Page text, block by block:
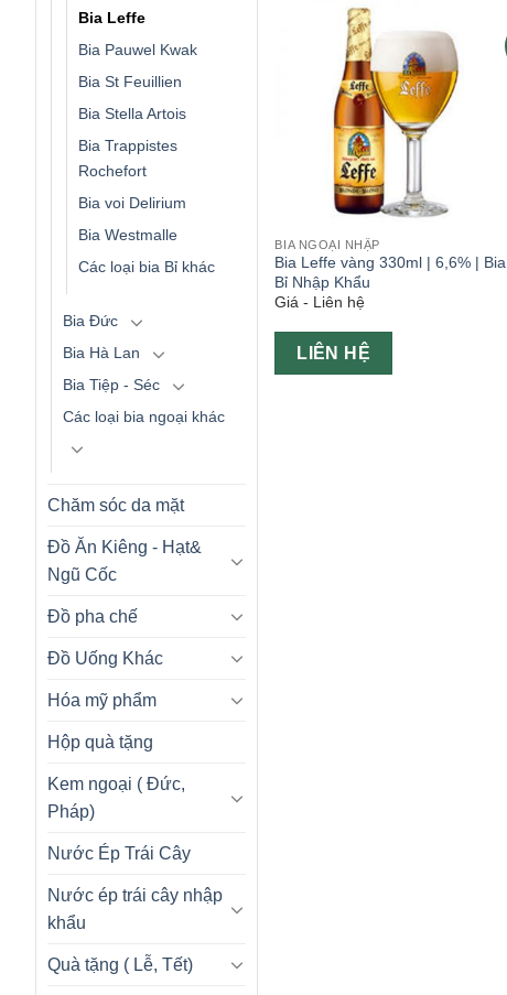
Bia Leffe
Bia Pauwel Kwak
Bia St Feuillien
Bia Stella Artois
Bia Trappistes
Rochefort
Bia voi Delirium
Bia Westmalle
Các loại bia Bỉ khác
Bia Đức
Bia Hà Lan
Bia Tiệp - Séc
Các loại bia ngoại khác
Chăm sóc da mặt
Đồ Ăn Kiêng - Hạt&
Ngũ Cốc
Đồ pha chế
Đồ Uống Khác
Hóa mỹ phẩm
Hộp quà tặng
Kem ngoại ( Đức,
Pháp)
Nước Ép Trái Cây
Nước ép trái cây nhập
khẩu
Quà tặng ( Lễ, Tết)
BIA NGOẠI NHẬP
Bia Leffe vàng 330ml | 6,6% | Bia
Bỉ Nhập Khẩu
Giá - Liên hệ
LIÊN HỆ